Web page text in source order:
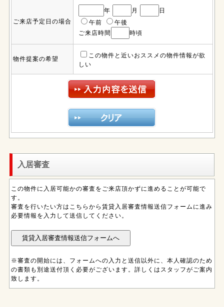
ご来店予定日の場合
年 月
日
午前
午後
ご来店時間
時頃
物件提案の希望
この物件と近いおススメの物件情報が欲
しい
入居審査
この物件に入居可能かの審査をご来店頂かずに進めることが可能で
す。
審査を行いたい方はこちらから賃貸入居審査情報送信フォームに進み
必要情報を入力して送信してください。
※審査の開始には、フォームへの入力と送信以外に、本人確認のため
の書類も別途送付頂く必要がございます。詳しくはスタッフがご案内
致します。